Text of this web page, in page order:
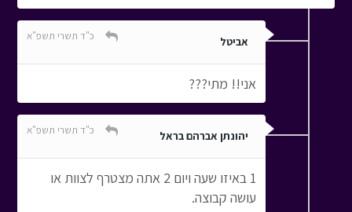
אביטל כ"ד תשרי תשפ"א
אני!! מתי???
יהונתן אברהם בראל כ"ד תשרי תשפ"א
1 באיזו שעה ויום 2 אתה מצטרף לצוות או
עושה קבוצה.